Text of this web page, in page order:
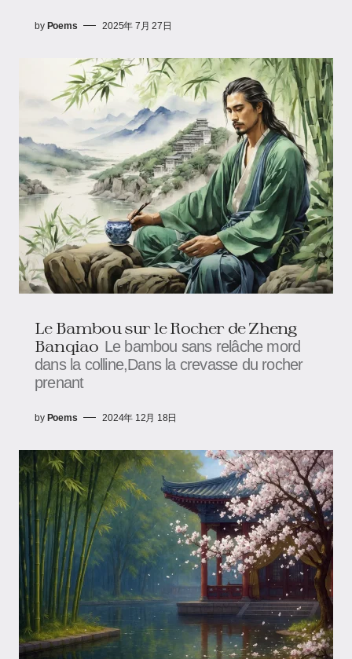
by Poems 2025年 7月 27日
Le Bambou sur le Rocher de Zheng
Banqiao Le bambou sans relâche mord
dans la colline,Dans la crevasse du rocher
prenant
by Poems 2024年 12月 18日